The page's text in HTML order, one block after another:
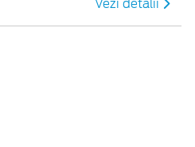
Vezi detalii